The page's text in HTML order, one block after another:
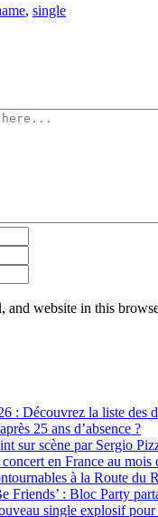
, single
and website in this
: Découvrez la liste des
25 ans d’absence ?
sur scène par Sergio
en France au mois
à la Route du
Friends’ : Bloc Party
single explosif